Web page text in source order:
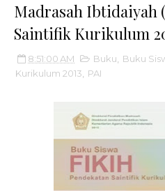
Madrasah Ibtidaiyah
Saintifik Kurikulum
8:51:00 AM Buku Buku
Kurikulum 2013
PAI